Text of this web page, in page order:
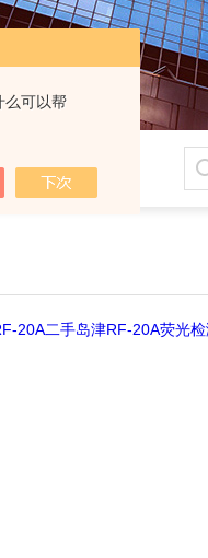
么可以帮
谱仪，分析天平等常规实验室产品。